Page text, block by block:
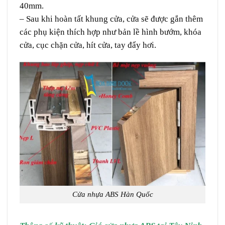
40mm.
– Sau khi hoàn tất khung cửa, cửa sẽ được gắn thêm
các phụ kiện thích hợp như bản lề hình bướm, khóa
cửa, cục chặn cửa, hít cửa, tay đẩy hơi.
Cửa nhựa ABS Hàn Quốc